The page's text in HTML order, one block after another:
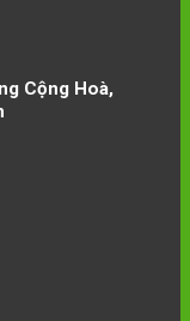
Cộng Hoà,